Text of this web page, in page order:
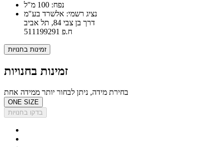
נפח: 100 מ"ל
נציג רשמי: אלשרד בע"מ
דרך בן צבי 84, תל אביב
ח.פ 511199291
זמינות בחנויות
זמינות בחנויות
בחירת מידה, ניתן לבחור יותר ממידה אחת
ONE SIZE
בדקו בחנויות